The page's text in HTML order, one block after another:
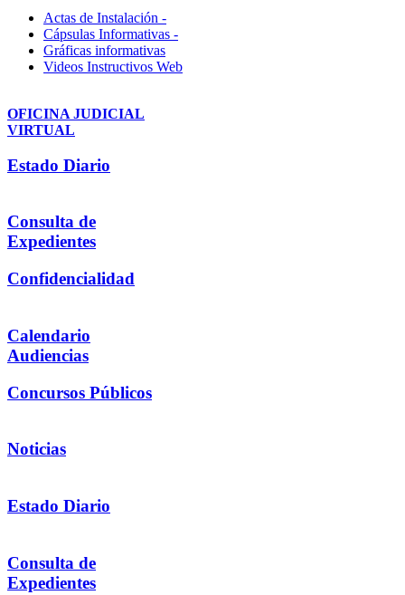
Actas de Instalación -
Cápsulas Informativas -
Gráficas informativas
Videos Instructivos Web
OFICINA JUDICIAL
VIRTUAL
Estado Diario
Consulta de
Expedientes
Confidencialidad
Calendario
Audiencias
Concursos Públicos
Noticias
Estado Diario
Consulta de
Expedientes